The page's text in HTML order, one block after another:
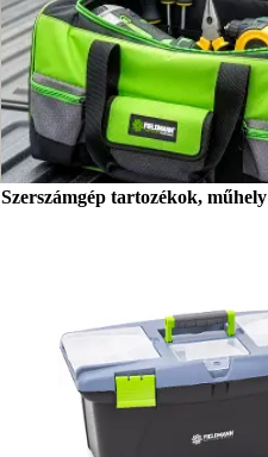
Szerszámgép tartozékok,